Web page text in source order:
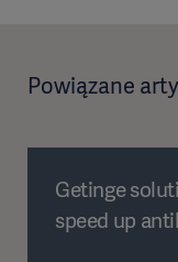
Powiązane
Getinge
speed up